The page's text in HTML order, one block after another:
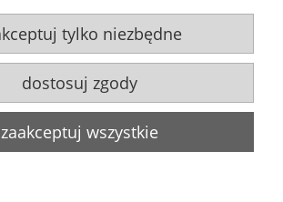
Informacje
20/24, 42-224 Częstochowa,
odbiór osobisty:ul. Starzyńskiego 6, 42-224
Częstochowa
tylko niezbędne
dostosuj zgody
zaakceptuj wszystkie